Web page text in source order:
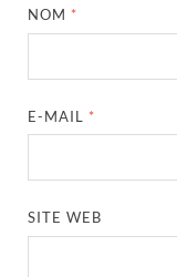
NOM *
E-MAIL *
SITE WEB